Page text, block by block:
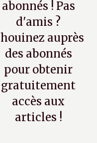
abonnés ! Pas
d'amis ?
auprès
des abonnés
pour obtenir
gratuitement
accès aux
articles !